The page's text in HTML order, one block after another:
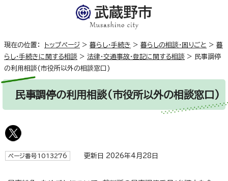
現在の位置： トップページ > 暮らし・手続き > 暮らしの相談・困りごと > 暮
らし・手続きに関する相談 > 法律・交通事故・登記に関する相談 >
民事調停
の利用相談(市役所以外の相談窓口)
民事調停の利用相談(市役所以外の相談窓口)
ページ番号1013276 更新日 2026年4月28日